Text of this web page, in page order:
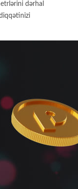
dərhal